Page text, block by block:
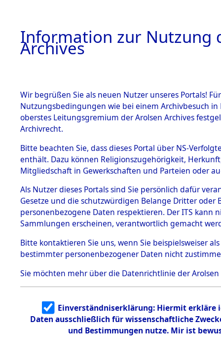
BESTÄNDE
1.
mente
5. Verschiedenes
5.3
Todesmärsche
5.3.1 Alliierte
Erhebungen
zu
Todesmärsch
en
5.3.2
Identifizierun
g
5.3.3
Todesmärsch
und
0049
Information zur Nutzung
Archives
Wir begrüßen Sie als neuen Nutzer unseres Portals!
Nutzungsbedingungen wie bei einem Archivbesuch
oberstes Leitungsgremium der Arolsen Archives
Archivrecht.
Bitte beachten Sie, dass dieses Portal über NS-
enthält. Dazu können Religionszugehörigkeit,
Mitgliedschaft in Gewerkschaften und Parteien oder
Als Nutzer dieses Portals sind Sie persönlich dafür
Gesetze und die schutzwürdigen Belange Dritter
personenbezogene Daten respektieren. Der ITS
Sammlungen erscheinen, verantwortlich gemacht
Bitte kontaktieren Sie uns, wenn Sie beispielsweiser
bestimmter personenbezogener Daten nicht
Sie möchten mehr über die Datenrichtlinie der Arolsen
Einverständniserklärung: Hiermit erkläre
Daten ausschließlich für wissenschaftliche
und Bestimmungen nutze. Mir ist